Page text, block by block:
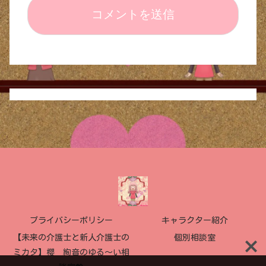
プライバシーポリシー キャラクター紹介
【未来の介護士と新人介護士の
ミカタ】櫻 絢音のゆる〜い相
個別相談室